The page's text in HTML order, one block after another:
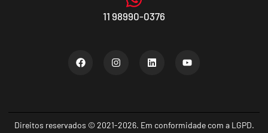
11 98990-0376
Direitos reservados © 2021-2026. Em conformidade com a LGPD.